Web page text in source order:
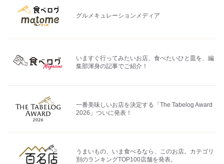
グルメキュレーションメディア
いますぐ行ってみたいお店、食べたいひと皿を、編
集部渾身の記事でご紹介！
一番美味しいお店を決定する「The Tabelog Award
2026」ついに発表！
うまいもの、いま食べるなら、このお店。カテゴリ
別のランキングTOP100店舗を発表。